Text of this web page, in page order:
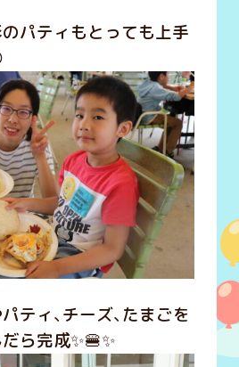
パティもとっても上手
ティ、チーズ、たまごを
ら完成✨🍔✨